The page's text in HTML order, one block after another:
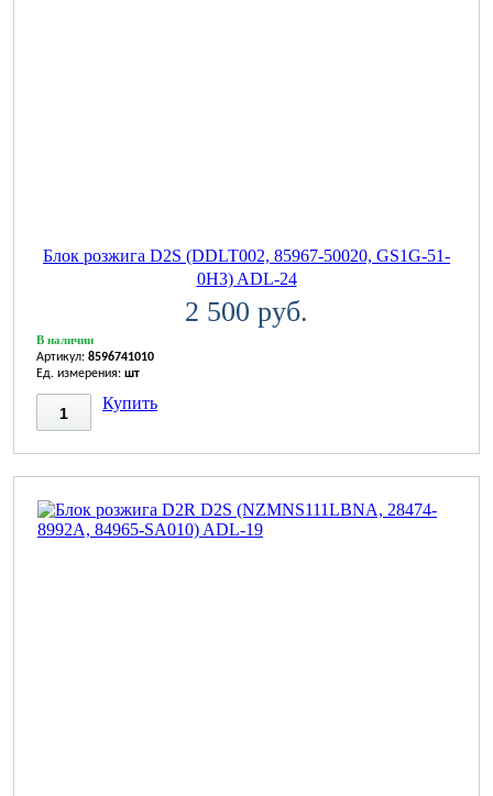
Блок розжига D2S (DDLT002, 85967-50020, GS1G-51-
0H3) ADL-24
2 500 руб.
В наличии
Артикул: 8596741010
Ед. измерения: шт
Купить